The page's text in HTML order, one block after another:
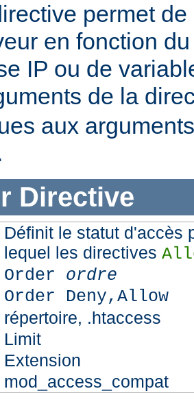
permet
en fonction
IP ou de
de la
aux
Directive
Définit le statut d'accès
lequel les directives
Order ordre
Order Deny,Allow
répertoire, .htaccess
Limit
Extension
mod_access_compat